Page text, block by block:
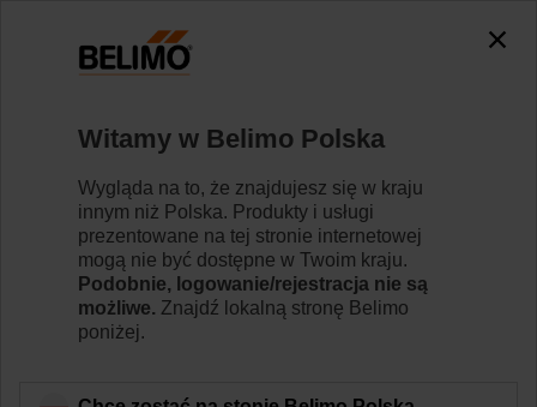
SV24A-SZ-TPC
Dowiedz się więcej
Witamy w Belimo Polska
Wygląda na to, że znajdujesz się w kraju
innym niż Polska. Produkty i usługi
prezentowane na tej stronie internetowej
mogą nie być dostępne w Twoim kraju.
Podobnie, logowanie/rejestracja nie są
możliwe. Znajdź lokalną stronę Belimo
poniżej.